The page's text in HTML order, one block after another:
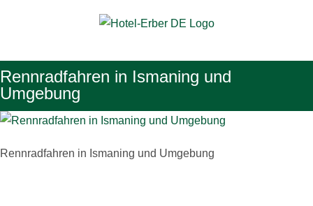
Rennradfahren in Ismaning und
Umgebung
Rennradfahren in Ismaning und Umgebung